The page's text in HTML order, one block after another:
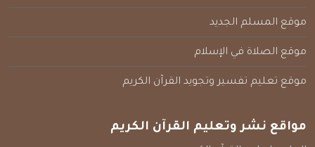
موقع المسلم الجديد
موقع الصلاة في الإسلام
موقع تعليم تفسير وتجويد القرآن الكريم
مواقع نشر وتعليم القرآن الكريم